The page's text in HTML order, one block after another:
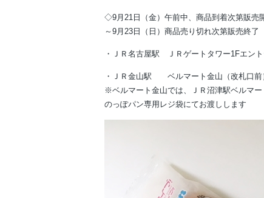
◇9月21日（金）午前中、商品到着次第販売
～9月23日（日）商品売り切れ次第販売終了
・ＪＲ名古屋駅 ＪＲゲートタワー1Fエン
・ＪＲ金山駅 ベルマート金山（改札口前
※ベルマート金山では、ＪＲ沼津駅ベルマー
のっぽパン専用レジ袋にてお渡しします